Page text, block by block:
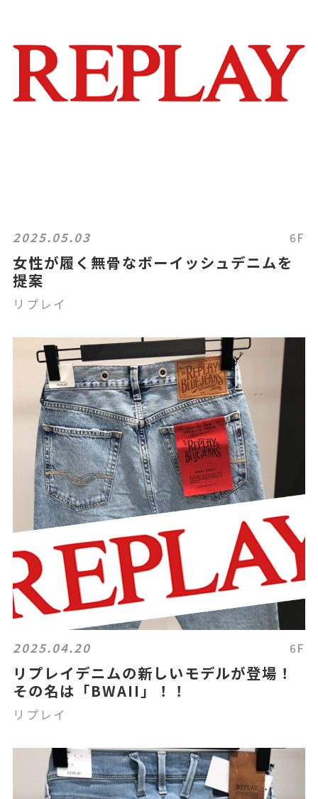
2025.05.03 6F
女性が履く無骨なボーイッシュデニムを
提案
リプレイ
2025.04.20 6F
リプレイデニムの新しいモデルが登場！
その名は「BWAII」！！
リプレイ